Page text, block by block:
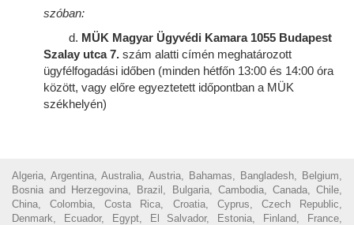
szóban:
d. MÜK Magyar Ügyvédi Kamara 1055 Budapest
Szalay utca 7. szám alatti címén meghatározott
ügyfélfogadási időben (minden hétfőn 13:00 és 14:00 óra
között, vagy előre egyeztetett időpontban a MÜK
székhelyén)
Algeria, Argentina, Australia, Austria, Bahamas, Bangladesh, Belgium,
Bosnia and Herzegovina, Brazil, Bulgaria, Cambodia, Canada, Chile,
China, Colombia, Costa Rica, Croatia, Cyprus, Czech Republic,
Denmark, Ecuador, Egypt, El Salvador, Estonia, Finland, France,